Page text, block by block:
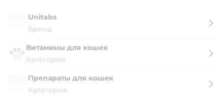
Unitabs
Бренд
Витамины для кошек
Категория
Препараты для кошек
Категория